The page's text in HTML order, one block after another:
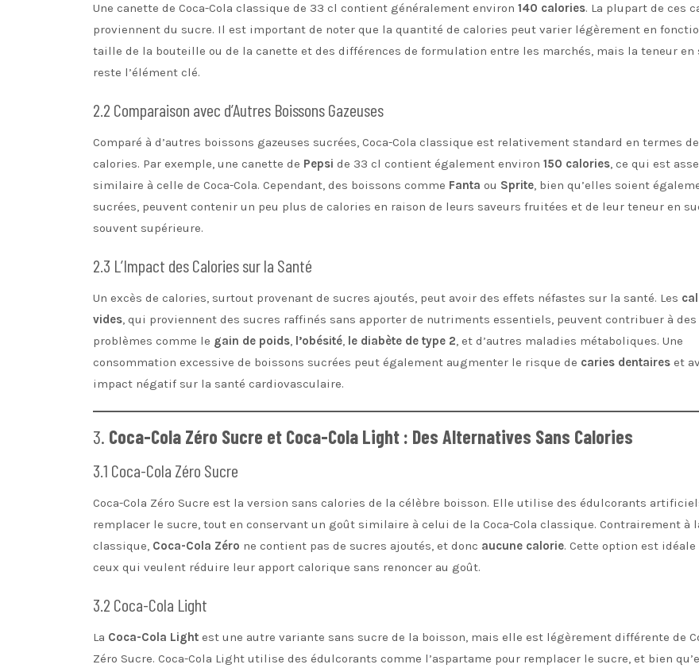
Une canette de Coca-Cola classique de 33 cl contient généralement environ 140 calories. La plupart de ces
proviennent du sucre. Il est important de noter que la quantité de calories peut varier légèrement en
taille de la bouteille ou de la canette et des différences de formulation entre les marchés, mais la teneur en
reste l’élément clé.
2.2 Comparaison avec d’Autres Boissons Gazeuses
Comparé à d’autres boissons gazeuses sucrées, Coca-Cola classique est relativement standard en termes de
calories. Par exemple, une canette de Pepsi de 33 cl contient également environ 150 calories, ce qui est
similaire à celle de Coca-Cola. Cependant, des boissons comme Fanta ou Sprite, bien qu’elles soient
sucrées, peuvent contenir un peu plus de calories en raison de leurs saveurs fruitées et de leur teneur en
souvent supérieure.
2.3 L’Impact des Calories sur la Santé
Un excès de calories, surtout provenant de sucres ajoutés, peut avoir des effets néfastes sur la santé. Les
vides, qui proviennent des sucres raffinés sans apporter de nutriments essentiels, peuvent contribuer à des
problèmes comme le gain de poids, l’obésité, le diabète de type 2, et d’autres maladies métaboliques. Une
consommation excessive de boissons sucrées peut également augmenter le risque de caries dentaires et
impact négatif sur la santé cardiovasculaire.
3. Coca-Cola Zéro Sucre et Coca-Cola Light : Des Alternatives Sans Calories
3.1 Coca-Cola Zéro Sucre
Coca-Cola Zéro Sucre est la version sans calories de la célèbre boisson. Elle utilise des édulcorants
remplacer le sucre, tout en conservant un goût similaire à celui de la Coca-Cola classique. Contrairement à
classique, Coca-Cola Zéro ne contient pas de sucres ajoutés, et donc aucune calorie. Cette option est idéale
ceux qui veulent réduire leur apport calorique sans renoncer au goût.
3.2 Coca-Cola Light
La Coca-Cola Light est une autre variante sans sucre de la boisson, mais elle est légèrement différente de
Zéro Sucre. Coca-Cola Light utilise des édulcorants comme l’aspartame pour remplacer le sucre, et bien